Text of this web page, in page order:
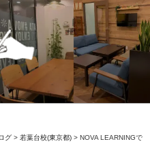
式】スクールブロ
グ > 若葉台校(東京都) > NOVA LEARNINGで